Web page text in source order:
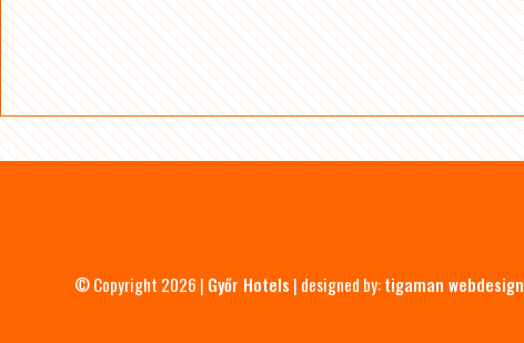
© Copyright 2026 | Győr Hotels | designed by:tigaman webdesign